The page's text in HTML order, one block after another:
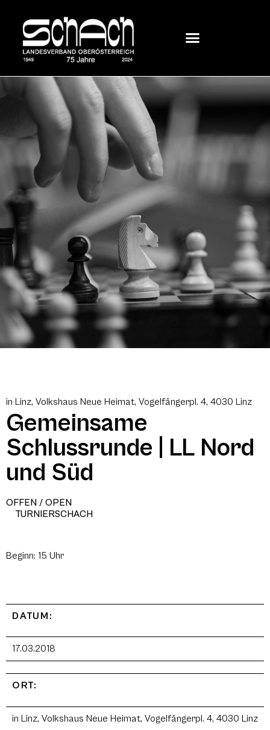
in Linz, Volkshaus Neue Heimat, Vogelfängerpl. 4, 4030 Linz
Gemeinsame
Schlussrunde | LL Nord
und Süd
OFFEN / OPEN
TURNIERSCHACH
Beginn: 15 Uhr
DATUM:
17.03.2018
ORT:
in Linz, Volkshaus Neue Heimat, Vogelfängerpl. 4, 4030 Linz